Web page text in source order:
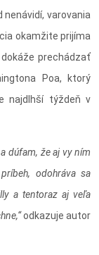
varovania
okamžite prijíma
prechádzať
Poa, ktorý
najdlhší týždeň v
dúfam, že aj vy ním
odohráva sa
a tentoraz aj veľa
odkazuje autor